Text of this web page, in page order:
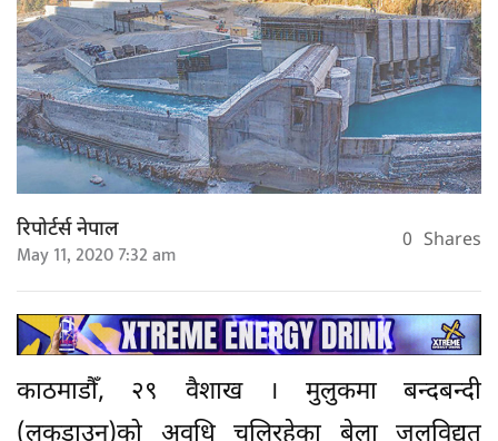
रिपोर्टर्स नेपाल
May 11, 2020 7:32 am 0 Shares
काठमाडौँ, २९ वैशाख । मुलुकमा बन्दबन्दी